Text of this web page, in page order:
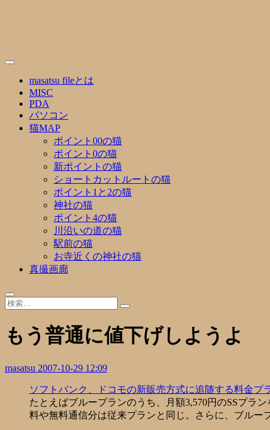
masatsu fileとは
MISC
PDA
パソコン
猫MAP
ポイント00の猫
ポイント0の猫
新ポイントの猫
ショートカットルートの猫
ポイント1と2の猫
神社の猫
ポイント4の猫
川沿いの道の猫
駅前の猫
お寺近くの神社の猫
真撮画廊
もう普通に値下げしようよ
masatsu 2007-10-29 12:09
ソフトバンク、ドコモの新販売方式に追随する料金プ
たとえばブループランのうち、月額3,570円のSSプラ
料や無料通信分は従来プランと同じ。さらに、ブルー